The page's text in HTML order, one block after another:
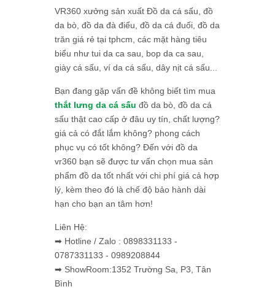
VR360 xưởng sản xuất Đồ da cá sấu, đồ
da bò, đồ da đà điểu, đồ da cá đuối, đồ da
trăn giá rẻ tại tphcm, các mặt hàng tiêu
biểu như tui da ca sau, bop da ca sau,
giày cá sấu, ví da cá sấu, dây nịt cá sấu...
Bạn đang gặp vấn đề không biết tìm mua
thắt lưng da cá sấu đồ da bò, đồ da cá
sấu thật cao cấp ở đâu uy tín, chất lượng?
giá cả có đắt lắm không? phong cách
phục vụ có tốt không? Đến với đồ da
vr360 bạn sẽ được tư vấn chọn mua sản
phẩm đồ da tốt nhất với chi phí giá cả hợp
lý, kèm theo đó là chế độ bảo hành dài
hạn cho bạn an tâm hơn!
Liên Hệ:
➡ Hotline / Zalo : 0898331133 -
0787331133 - 0989208844
➡ ShowRoom:1352 Trường Sa, P3, Tân
Bình